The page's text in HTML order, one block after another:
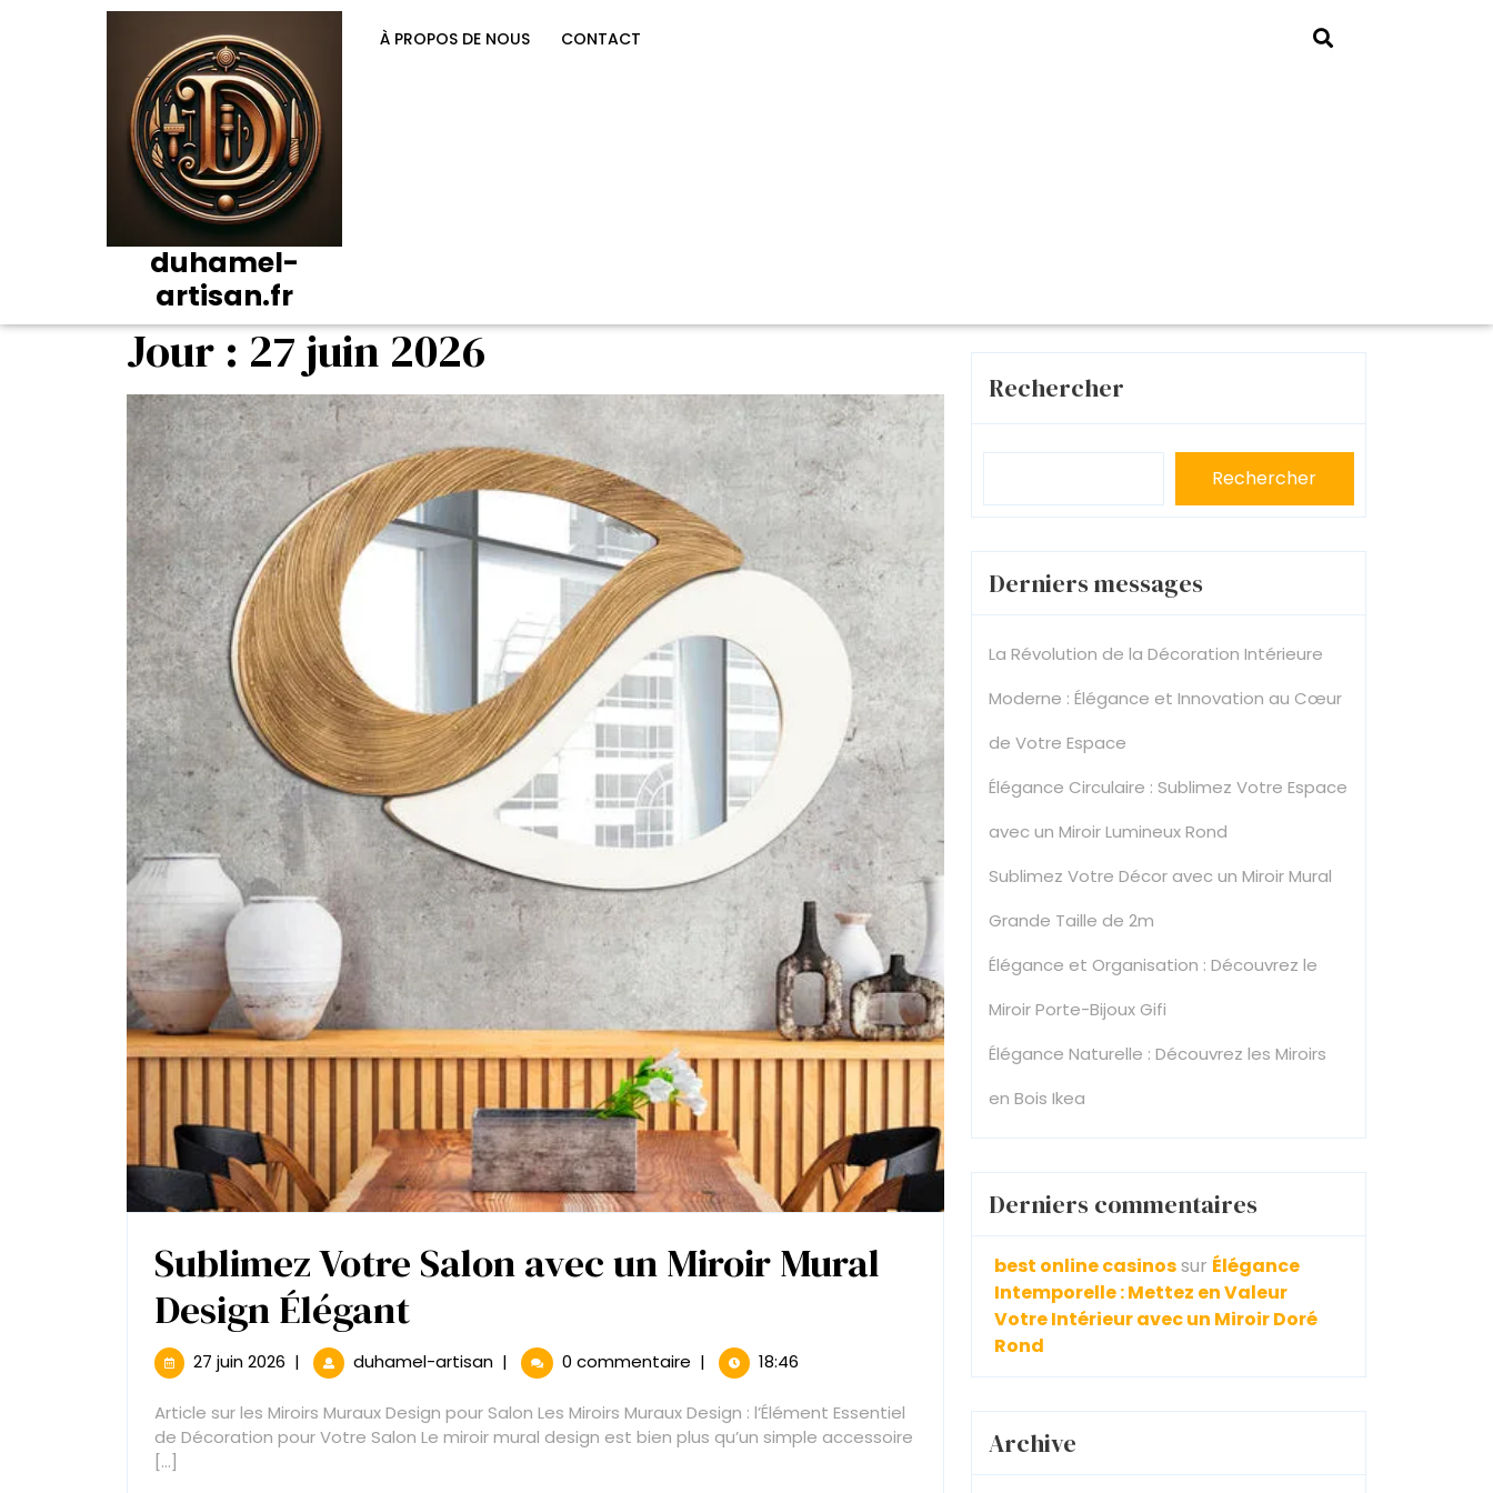
duhamel-
artisan.fr
À PROPOS DE NOUS CONTACT
Jour : 27 juin 2026
Sublimez Votre Salon avec un Miroir Mural
Design ÉlégantSublimez
Votre
Salon
avec
27 juin 2026 27
2026
| duhamel-artisanSublimez
Votre
Salon
avec
| 0 commentaire | 18:46
Article sur les Miroirs Muraux Design pour Salon Les Miroirs Muraux Design : l’Élément Essentiel
de Décoration pour Votre Salon Le miroir mural design est bien plus qu’un simple accessoire
[...]
Rechercher
Rechercher
Derniers messages
La Révolution de la Décoration Intérieure
Moderne : Élégance et Innovation au Cœur
de Votre Espace
Élégance Circulaire : Sublimez Votre Espace
avec un Miroir Lumineux Rond
Sublimez Votre Décor avec un Miroir Mural
Grande Taille de 2m
Élégance et Organisation : Découvrez le
Miroir Porte-Bijoux Gifi
Élégance Naturelle : Découvrez les Miroirs
en Bois Ikea
Derniers commentaires
best online casinossur Élégance
Intemporelle : Mettez en Valeur
Votre Intérieur avec un Miroir Doré
Rond
Archive